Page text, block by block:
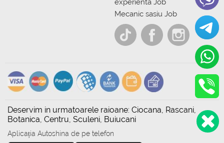
experienta Job
Mecanic sasiu Job
Deservim in urmatoarele raioane: Ciocana, Rascani,
Botanica, Centru, Sculeni, Buiucani
Aplicația Autoshina de pe telefon